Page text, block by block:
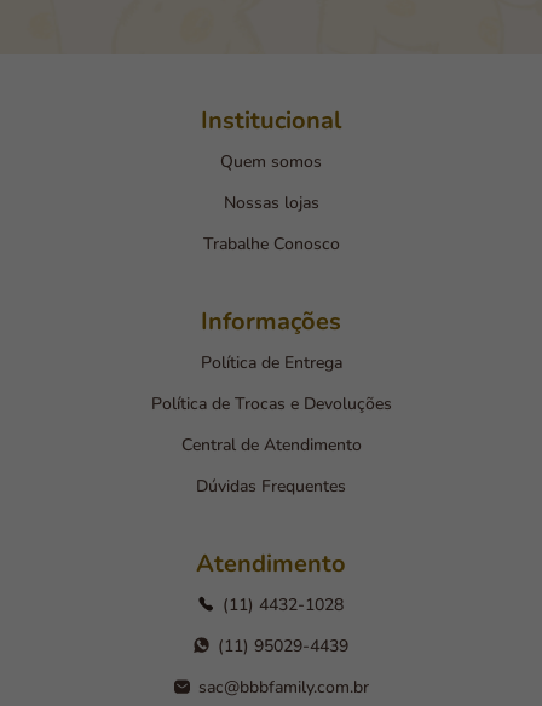
Institucional
Quem somos
Nossas lojas
Trabalhe Conosco
Informações
Política de Entrega
Política de Trocas e Devoluções
Central de Atendimento
Dúvidas Frequentes
Atendimento
(11) 4432-1028
(11) 95029-4439
sac@bbbfamily.com.br